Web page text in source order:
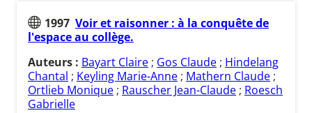
1997 Voir et raisonner : à la conquête de
l'espace au collège.
Auteurs : Bayart Claire ; Gos Claude ; Hindelang
Chantal ; Keyling Marie-Anne ; Mathern Claude ;
Ortlieb Monique ; Rauscher Jean-Claude ; Roesch
Gabrielle